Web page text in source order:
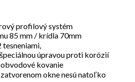
profilový systém
85 mm / krídla 70mm
tesneniami,
úpravou proti korózií
kovanie
okne nesú natoľko